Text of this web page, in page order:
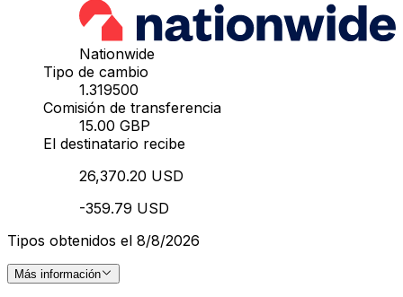
Nationwide
Tipo de cambio
1.319500
Comisión de transferencia
15.00 GBP
El destinatario recibe
26,370.20 USD
-359.79 USD
Tipos obtenidos el 8/8/2026
Más información